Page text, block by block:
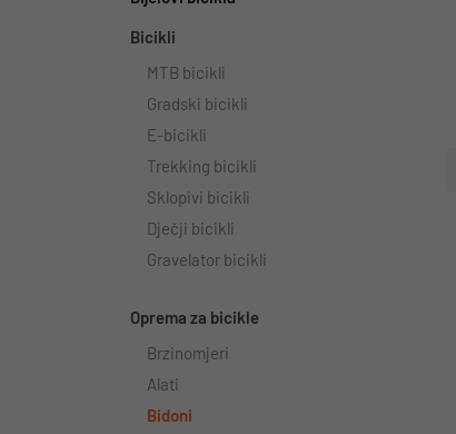
Bicikli
MTB bicikli
Gradski bicikli
E-bicikli
Trekking bicikli
Sklopivi bicikli
Dječji bicikli
Gravelator bicikli
Oprema za bicikle
Brzinomjeri
Alati
Bidoni